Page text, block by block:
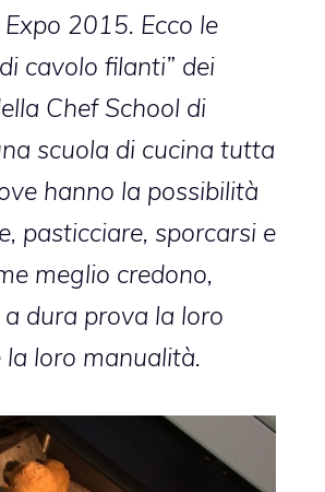
2015. Ecco le
cavolo filanti” dei
Chef School di
scuola di cucina tutta
hanno la possibilità
pasticciare, sporcarsi e
meglio credono,
dura prova la loro
loro manualità.